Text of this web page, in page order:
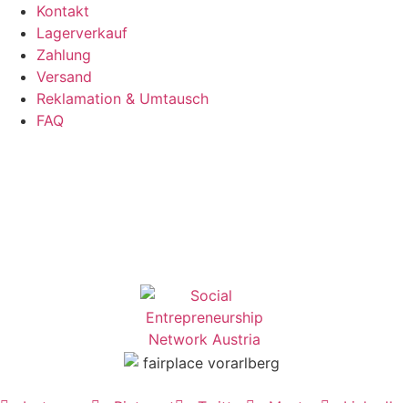
Kontakt
Lagerverkauf
Zahlung
Versand
Reklamation & Umtausch
FAQ